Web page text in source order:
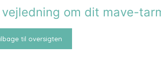
om dit mave-
til oversigten